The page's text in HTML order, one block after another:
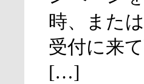
時、また
受付に来
[…]